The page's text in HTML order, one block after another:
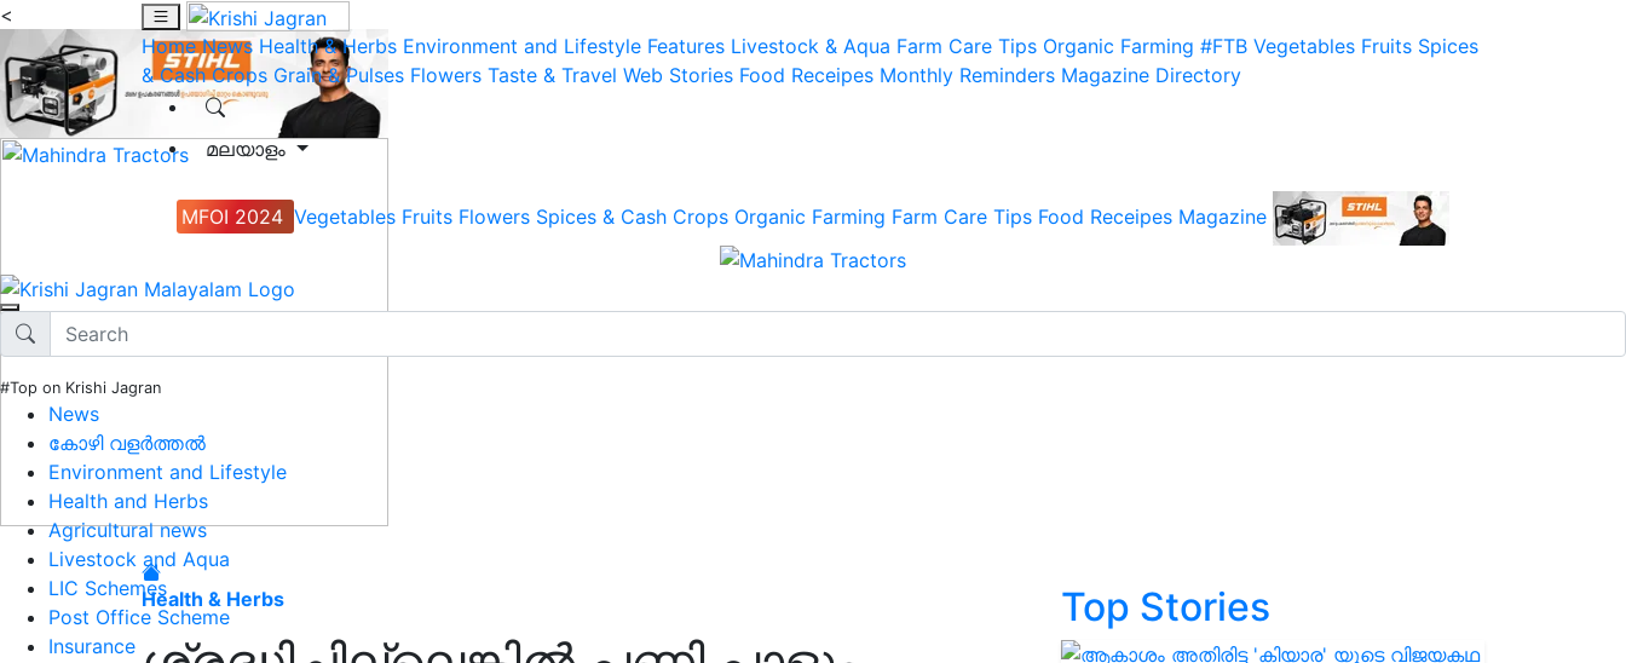
<
Home News Health & Herbs Environment and Lifestyle Features Livestock & Aqua Farm Care Tips Organic Farming #FTB Vegetables Fruits Spices
& Cash Crops Grain & Pulses Flowers Taste & Travel Web Stories Food Receipes Monthly Reminders Magazine Directory
മലയാളം
MFOI 2024 Vegetables Fruits Flowers Spices & Cash Crops Organic Farming Farm Care Tips Food Receipes Magazine
#Top on Krishi Jagran
News
കോഴി വളർത്തൽ
Environment and Lifestyle
Health and Herbs
Agricultural news
Livestock and Aqua
LIC Schemes
Post Office Scheme
Insurance
Health & Herbs
Top Stories